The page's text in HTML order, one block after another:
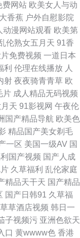
媒 高清日本免费观看 女
夜福利在线播 欧美一区
品国产另类欧美精品 未
堂免费看 成全免费高清
韩 男人的天堂在线视频
人人干97 亚洲性爱巨场
射乱中文 国产极品一线
二区乱码人 日韩在线观
播放网址 亚洲成人网站
3 正在播放国产女免 国
费网站 欧美女人与动
香蕉 户外自慰影院
动漫网站观看 欧美第
伦熟女五月天 91香
免费视频 一道日本
利 伦理在线播放 人
射 夜夜骑青青草 欧
片 成人精品无码视频
天 91影视网 午夜伦
国产精品导航 欧美色
精品国产美女剃毛
一区 美国一级AV 国
国产视频 国产人成
久草福利 乱伦家庭
精品天干天 国产精品
国产日韩91 久草福
草酒店视频 韩日一
子视频污 亚洲色欲天
口 黄wwww色 香港